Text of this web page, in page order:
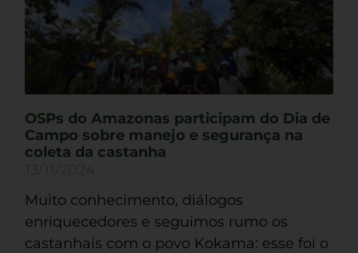
OSPs do Amazonas participam do Dia de
Campo sobre manejo e segurança na
coleta da castanha
Muito conhecimento, diálogos
enriquecedores e seguimos rumo os
castanhais com o povo Kokama: esse foi o